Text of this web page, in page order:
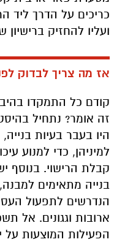
כריכים על הדרך ליד
ועליו להחזיק ברישיון
אז מה צריך לבדוק
קודם כל התמקדו
זה אומר? נתחיל
היו בעבר בעיות בנייה,
למיניהן, כדי למנוע
קבלת הרישוי. בנוסף
בנייה מתאימים
הנדרשים לתפעול
ארובות וגגונים. אל
הפעילות המוצעות על